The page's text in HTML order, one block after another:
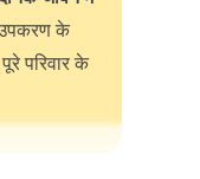
के
परिवार के